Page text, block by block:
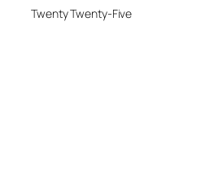
Twenty Twenty-Five